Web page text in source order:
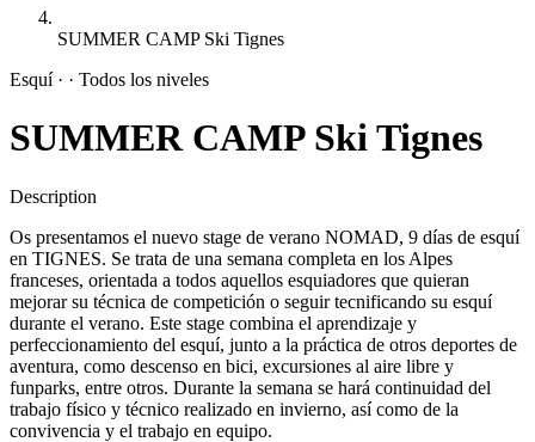
SUMMER CAMP Ski Tignes
Esquí · · Todos los niveles
SUMMER CAMP Ski Tignes
Description
Os presentamos el nuevo stage de verano NOMAD, 9 días de esquí
en TIGNES. Se trata de una semana completa en los Alpes
franceses, orientada a todos aquellos esquiadores que quieran
mejorar su técnica de competición o seguir tecnificando su esquí
durante el verano. Este stage combina el aprendizaje y
perfeccionamiento del esquí, junto a la práctica de otros deportes de
aventura, como descenso en bici, excursiones al aire libre y
funparks, entre otros. Durante la semana se hará continuidad del
trabajo físico y técnico realizado en invierno, así como de la
convivencia y el trabajo en equipo.